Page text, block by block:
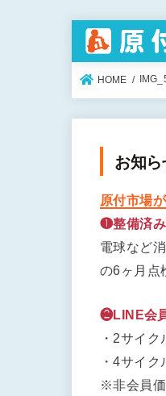
HOME
お知ら
原付市場
❶整備済
電球など
の6ヶ月点
❷LINE会
・2サイ
・4サイ
※非会員価